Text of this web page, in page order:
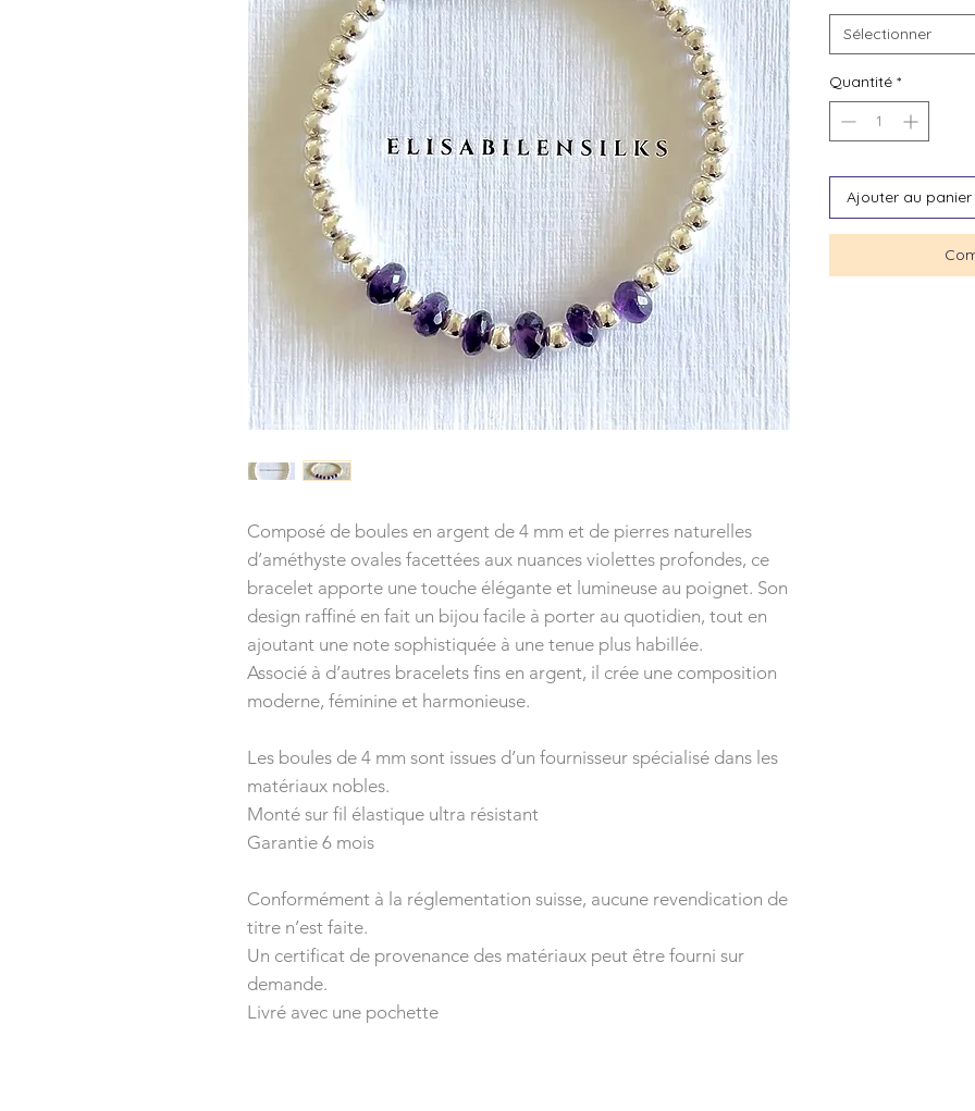
Composé de boules en argent de 4 mm et de pierres naturelles
d’améthyste ovales facettées aux nuances violettes profondes, ce
bracelet apporte une touche élégante et lumineuse au poignet. Son
design raffiné en fait un bijou facile à porter au quotidien, tout en
ajoutant une note sophistiquée à une tenue plus habillée.
Associé à d’autres bracelets fins en argent, il crée une composition
moderne, féminine et harmonieuse.
Les boules de 4 mm sont issues d’un fournisseur spécialisé dans les
matériaux nobles.
Monté sur fil élastique ultra résistant
Garantie 6 mois
Conformément à la réglementation suisse, aucune revendication de
titre n’est faite.
Un certificat de provenance des matériaux peut être fourni sur
demande.
Livré avec une pochette
Sélectionner
Quantité *
Ajouter au panier